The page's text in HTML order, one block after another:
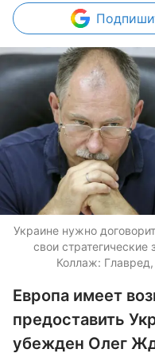
Украине нужно
свои
Коллаж:
Европа имеет
предоставить
убежден Олег